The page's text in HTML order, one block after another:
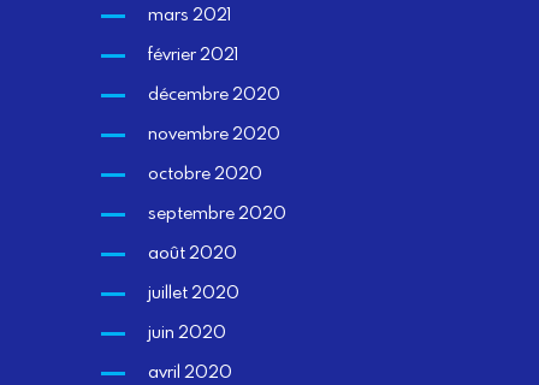
mars 2021
février 2021
décembre 2020
novembre 2020
octobre 2020
septembre 2020
août 2020
juillet 2020
juin 2020
avril 2020